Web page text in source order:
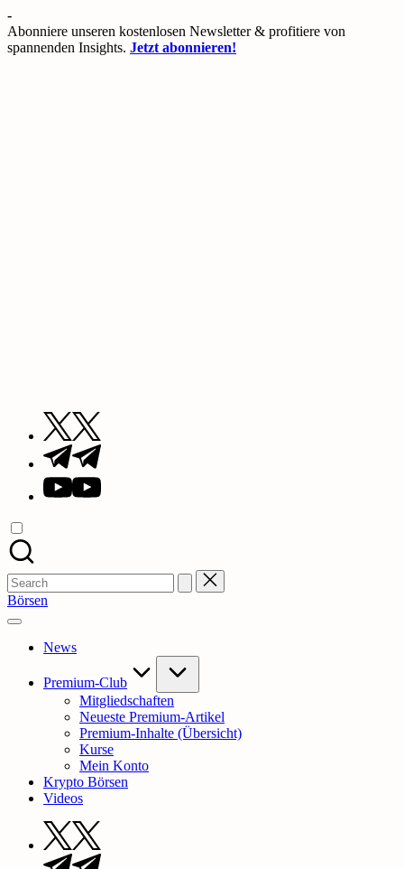
Skip
to
content
-
Abonniere unseren kostenlosen Newsletter & profitiere von
spannenden Insights. Jetzt abonnieren!
Twitter
Telegram
YouTube
Search
for:
Börsen
News
Premium-Club
Mitgliedschaften
Neueste Premium-Artikel
Premium-Inhalte (Übersicht)
Kurse
Mein Konto
Krypto Börsen
Videos
Twitter
Telegram